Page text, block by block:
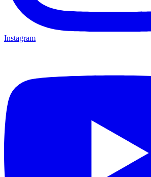
Instagram